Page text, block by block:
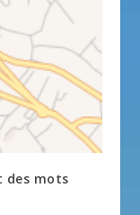
des mots